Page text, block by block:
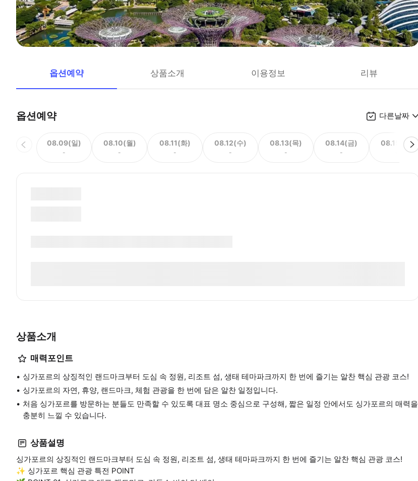
옵션예약 상품소개 이용정보 리뷰
옵션예약 다른날짜
08.09(일)
-
08.10(월)
-
08.11(화)
-
08.12(수)
-
08.13(목)
-
08.14(금)
-
08.15(토)
상품소개
매력포인트
싱가포르의 상징적인 랜드마크부터 도심 속 정원, 리조트 섬, 생태 테마파크까지 한 번에 즐기는 알찬 핵심 관광 코스!
싱가포르의 자연, 휴양, 랜드마크, 체험 관광을 한 번에 담은 알찬 일정입니다.
처음 싱가포르를 방문하는 분들도 만족할 수 있도록 대표 명소 중심으로 구성해, 짧은 일정 안에서도 싱가포르의 매력을
충분히 느낄 수 있습니다.
상품설명
싱가포르의 상징적인 랜드마크부터 도심 속 정원, 리조트 섬, 생태 테마파크까지 한 번에 즐기는 알찬 핵심 관광 코스!
✨ 싱가포르 핵심 관광 특전 POINT